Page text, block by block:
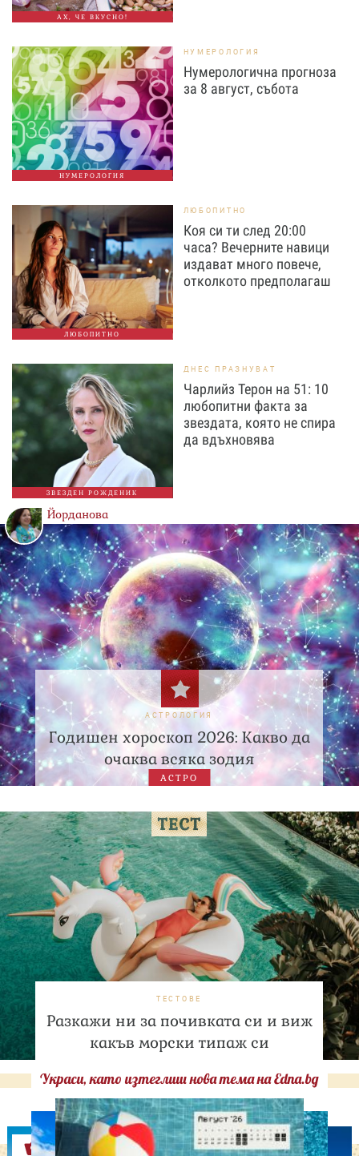
АХ, ЧЕ ВКУСНО!
НУМЕРОЛОГИЯ
НУМЕРОЛОГИЯ
Нумерологична прогноза
за 8 август, събота
ЛЮБОПИТНО
ЛЮБОПИТНО
Коя си ти след 20:00
часа? Вечерните навици
издават много повече,
отколкото предполагаш
ЗВЕЗДЕН РОЖДЕНИК
ДНЕС ПРАЗНУВАТ
Чарлийз Терон на 51: 10
любопитни факта за
звездата, която не спира
да вдъхновява
Йорданова
АСТРОЛОГИЯ
Годишен хороскоп 2026: Какво да
очаква всяка зодия
АСТРО
ТЕСТОВЕ
Разкажи ни за почивката си и виж
какъв морски типаж си
Украси, като изтеглиш нова тема на Edna.bg
Оферти